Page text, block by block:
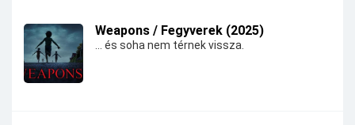
Weapons / Fegyverek (2025)
... és soha nem térnek vissza.